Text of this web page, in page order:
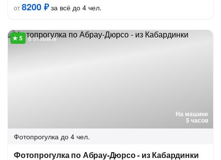
от8200 ₽за всё до 4 чел.
На машине
5 часов
6 отзывов
Фотопрогулка до 4 чел.
Фотопрогулка по Абрау-Дюрсо - из Кабардинки